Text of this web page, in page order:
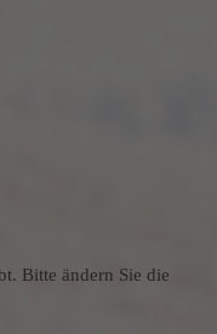
Bitte ändern Sie die